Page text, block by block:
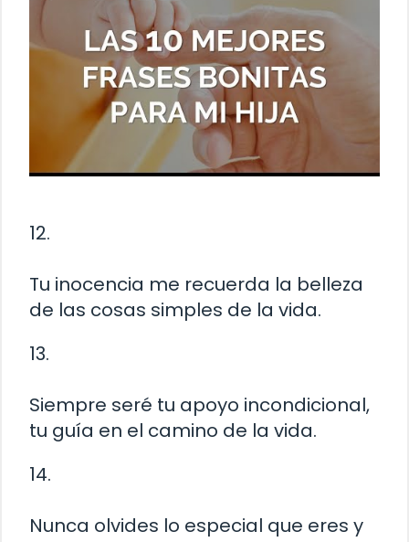
12.
Tu inocencia me recuerda la belleza
de las cosas simples de la vida.
13.
Siempre seré tu apoyo incondicional,
tu guía en el camino de la vida.
14.
Nunca olvides lo especial que eres y